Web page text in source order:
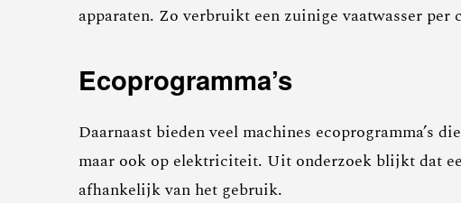
apparaten. Zo verbruikt een zuinige vaatwasser
Ecoprogramma’s
Daarnaast bieden veel machines ecoprogramma’s
maar ook op elektriciteit. Uit onderzoek blijkt dat
afhankelijk van het gebruik.